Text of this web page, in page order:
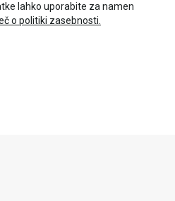
lahko uporabite za namen
o politiki zasebnosti.